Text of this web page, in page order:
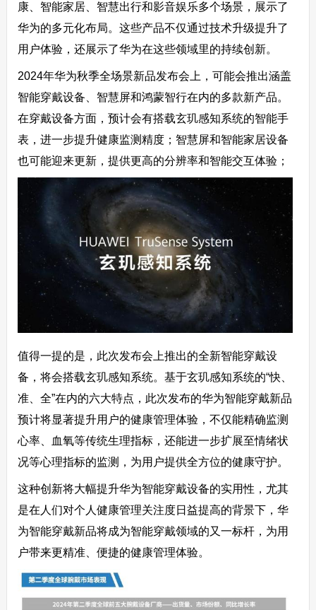
康、智能家居、智慧出行和影音娱乐多个场景，展示了
华为的多元化布局。这些产品不仅通过技术升级提升了
用户体验，还展示了华为在这些领域里的持续创新。
2024年华为秋季全场景新品发布会上，可能会推出涵盖
智能穿戴设备、智慧屏和鸿蒙智行在内的多款新产品。
在穿戴设备方面，预计会有搭载玄玑感知系统的智能手
表，进一步提升健康监测精度；智慧屏和智能家居设备
也可能迎来更新，提供更高的分辨率和智能交互体验；
值得一提的是，此次发布会上推出的全新智能穿戴设
备，将会搭载玄玑感知系统。基于玄玑感知系统的“快、
准、全”在内的六大特点，此次发布的华为智能穿戴新品
预计将显著提升用户的健康管理体验，不仅能精确监测
心率、血氧等传统生理指标，还能进一步扩展至情绪状
况等心理指标的监测，为用户提供全方位的健康守护。
这种创新将大幅提升华为智能穿戴设备的实用性，尤其
是在人们对个人健康管理关注度日益提高的背景下，华
为智能穿戴新品将成为智能穿戴领域的又一标杆，为用
户带来更精准、便捷的健康管理体验。